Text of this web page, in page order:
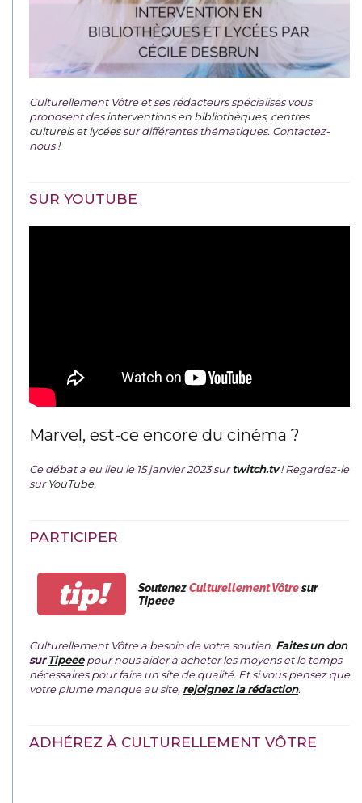
Culturellement Vôtre et ses rédacteurs spécialisés vous
proposent desinterventions en bibliothèques, centres
culturels et lycéessur différentes thématiques. Contactez-
nous !
SUR YOUTUBE
Marvel, est-ce encore du cinéma ?
Ce débat a eu lieu le 15 janvier 2023 surtwitch.tv ! Regardez-le
surYouTube.
PARTICIPER
tip! SoutenezCulturellement Vôtresur
Tipeee
Culturellement Vôtre a besoin de votre soutien. Faites un don
surTipeeepour nous aider à acheter les moyens et le temps
nécessaires pour faire un site de qualité. Et si vous pensez que
votre plume manque au site, rejoignez la rédaction.
ADHÉREZ À CULTURELLEMENT VÔTRE